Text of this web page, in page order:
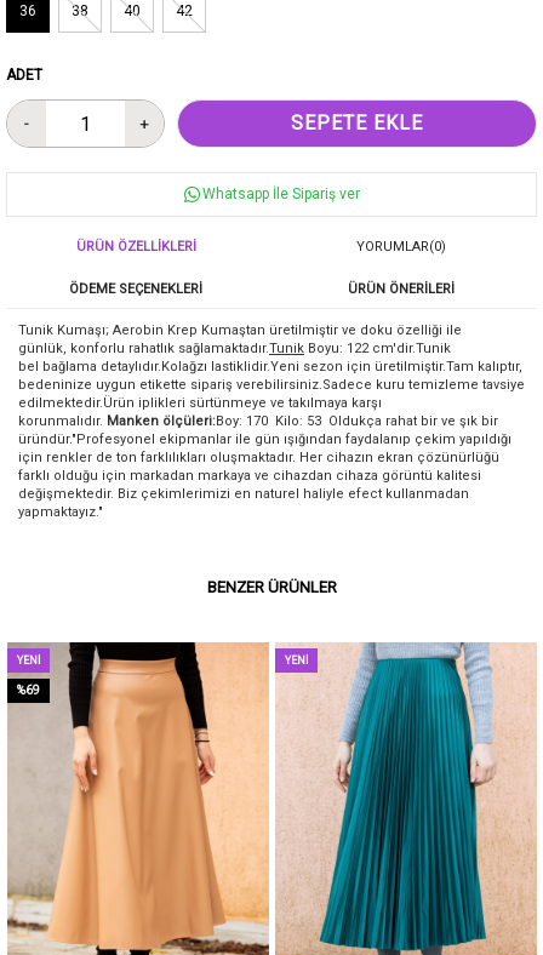
36 38 40 42
ADET
Whatsapp İle Sipariş ver
ÜRÜN ÖZELLIKLERI YORUMLAR(0)
ÖDEME SEÇENEKLERI ÜRÜN ÖNERILERI
Tunik Kumaşı; Aerobin Krep Kumaştan üretilmiştir ve doku özelliği ile
günlük, konforlu rahatlık sağlamaktadır.Tunik Boyu: 122 cm'dir.Tunik
bel bağlama detaylıdır.Kolağzı lastiklidir.Yeni sezon için üretilmiştir.Tam kalıptır,
bedeninize uygun etikette sipariş verebilirsiniz.Sadece kuru temizleme tavsiye
edilmektedir.Ürün iplikleri sürtünmeye ve takılmaya karşı
korunmalıdır. Manken ölçüleri:Boy: 170 Kilo: 53 Oldukça rahat bir ve şık bir
üründür."Profesyonel ekipmanlar ile gün ışığından faydalanıp çekim yapıldığı
için renkler de ton farklılıkları oluşmaktadır. Her cihazın ekran çözünürlüğü
farklı olduğu için markadan markaya ve cihazdan cihaza görüntü kalitesi
değişmektedir. Biz çekimlerimizi en naturel haliyle efect kullanmadan
yapmaktayız."
BENZER ÜRÜNLER
%69
YENI
ÜRÜN
YENI